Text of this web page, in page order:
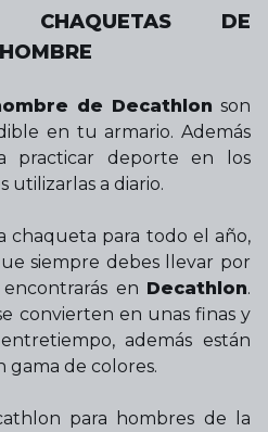
CHAQUETAS DE
de Decathlon son
en tu armario. Además
practicar deporte en los
utilizarlas a diario.
chaqueta para todo el año,
siempre debes llevar por
en Decathlon.
convierten en unas finas y
además están
gama de colores.
para hombres de la